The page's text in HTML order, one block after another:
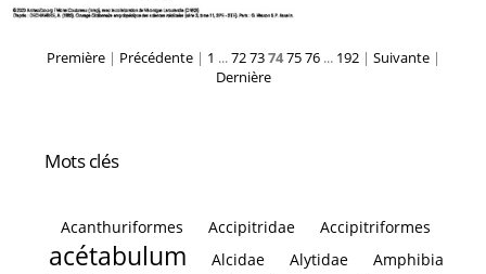
Première| Précédente| 1 ...7273747576... 192 | Suivante |
Dernière
Mots clés
Acanthuriformes Accipitridae Accipitriformes
acétabulum Alcidae Alytidae
Amphibia